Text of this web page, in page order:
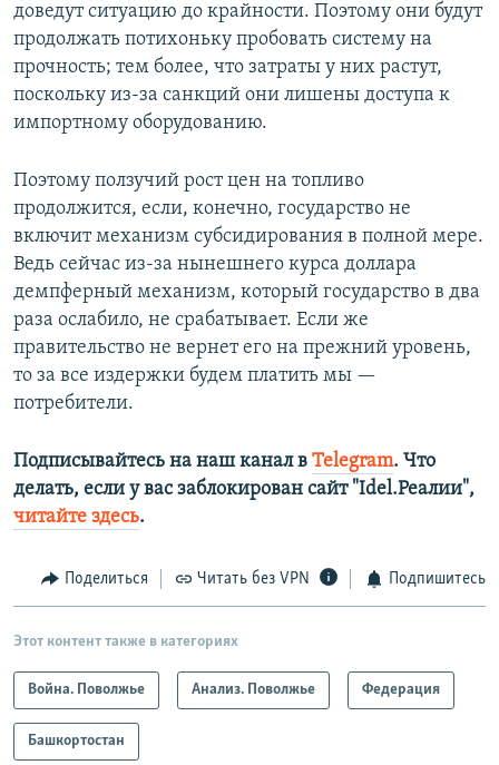
доведут ситуацию до крайности. Поэтому они будут
продолжать потихоньку пробовать систему на
прочность; тем более, что затраты у них растут,
поскольку из-за санкций они лишены доступа к
импортному оборудованию.
Поэтому ползучий рост цен на топливо
продолжится, если, конечно, государство не
включит механизм субсидирования в полной мере.
Ведь сейчас из-за нынешнего курса доллара
демпферный механизм, который государство в два
раза ослабило, не срабатывает. Если же
правительство не вернет его на прежний уровень,
то за все издержки будем платить мы —
потребители.
Подписывайтесь на наш канал в Telegram. Что
делать, если у вас заблокирован сайт "Idel.Реалии",
читайте здесь.
Поделиться Читать без VPN Подпишитесь
Этот контент также в категориях
Война. Поволжье Анализ. Поволжье Федерация
Башкортостан